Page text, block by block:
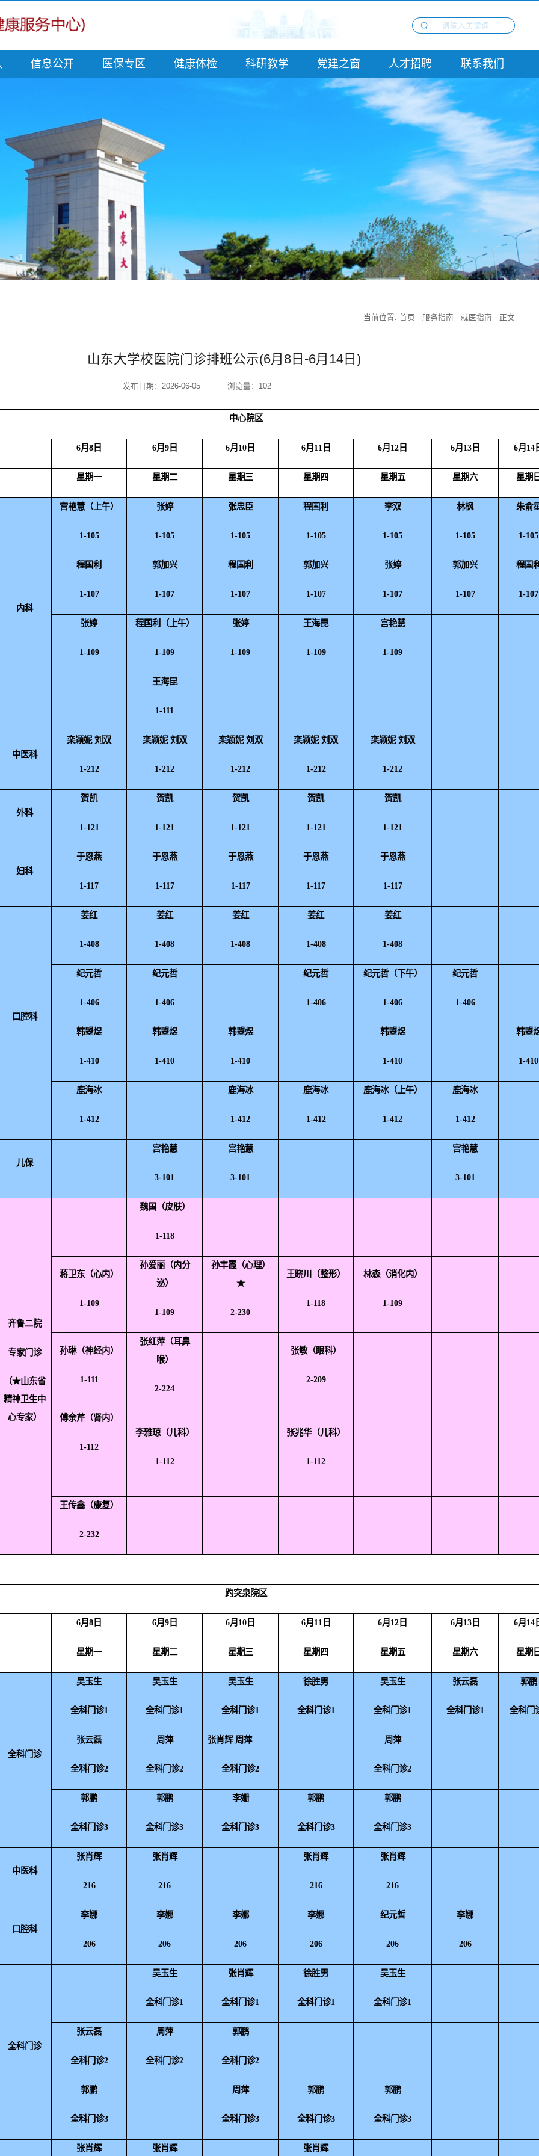
信息公开 医保专区 健康体检 科研教学 党建之窗 人才招聘 联系我们
当前位置: 首页 - 服务指南 - 就医指南 - 正文
山东大学校医院门诊排班公示(6月8日-6月14日)
发布日期：2026-06-05 浏览量： 102
中心院区
6月8 日 6月9日 6月 10 日 6月 11 日 6月 12 日 6月 13日 6月 14
星期一 星期二 星期三 星期四 星期五 星期六 星期
内科
宫艳慧（上午）
1-105
张婷
1-105
张忠臣
1-105
程国利
1-105
李双
1-105
林枫
1-105
朱俞
1-105
程国利
1-107
郭加兴
1-107
程国利
1-107
郭加兴
1-107
张婷
1-107
郭加兴
1-107
程国
1-107
张婷
1-109
程国利（上午）
1-109
张婷
1-109
王海昆
1-109
宫艳慧
1-109
王海昆
1-111
中医科
栾颖妮 刘双
1-212
栾颖妮 刘双
1-212
栾颖妮 刘双
1-212
栾颖妮 刘双
1-212
栾颖妮刘双
1-212
外科
贺凯
1-121
贺凯
1-121
贺凯
1-121
贺凯
1-121
贺凯
1-121
妇科
于恩燕
1-117
于恩燕
1-117
于恩燕
1-117
于恩燕
1-117
于恩燕
1-117
口腔科
姜红
1-408
姜红
1-408
姜红
1-408
姜红
1-408
姜红
1-408
纪元哲
1-406
纪元哲
1-406
纪元哲
1-406
纪元哲（下午）
1-406
纪元哲
1-406
韩曌煜
1-410
韩曌煜
1-410
韩曌煜
1-410
韩曌煜
1-410
韩曌
1-410
鹿海冰
1-412
鹿海冰
1-412
鹿海冰
1-412
鹿海冰（上午）
1-412
鹿海冰
1-412
儿保
宫艳慧
3-101
宫艳慧
3-101
宫艳慧
3-101
齐鲁二院
专家门诊
（★山东省
精神卫生中
心专家）
魏国（皮肤）
1-118
蒋卫东（心内）
1-109
孙爱丽（内分
泌）
1-109
孙丰霞（心理）
★
2-230
王晓川 （整形）
1-118
林森（消化内）
1-109
孙琳（神经内）
1-111
张红萍（耳鼻
喉）
2-224
张敏（眼科）
2-209
傅余芹（肾内）
1-112
李雅琼（儿科）
1-112
张兆华（儿科）
1-112
王传鑫（康复）
2-232
趵突泉院区
6月8 日 6月9日 6月 10 日 6月 11 日 6月 12 日 6月 13日 6月 14
星期一 星期二 星期三 星期四 星期五 星期六 星期
全科门诊
吴玉生
全科门诊1
吴玉生
全科门诊1
吴玉生
全科门诊1
徐胜男
全科门诊1
吴玉生
全科门诊1
张云磊
全科门诊1
郭鹏
全科门
张云磊
全科门诊2
周萍
全科门诊2
张肖辉 周萍
全科门诊2
周萍
全科门诊2
郭鹏
全科门诊3
郭鹏
全科门诊3
李姗
全科门诊3
郭鹏
全科门诊3
郭鹏
全科门诊3
中医科
张肖辉
216
张肖辉
216
张肖辉
216
张肖辉
216
口腔科
李娜
206
李娜
206
李娜
206
李娜
206
纪元哲
206
李娜
206
全科门诊
吴玉生
全科门诊1
张肖辉
全科门诊1
徐胜男
全科门诊1
吴玉生
全科门诊1
张云磊
全科门诊2
周萍
全科门诊2
郭鹏
全科门诊2
郭鹏
全科门诊3
周萍
全科门诊3
郭鹏
全科门诊3
郭鹏
全科门诊3
张肖辉 张肖辉 张肖辉